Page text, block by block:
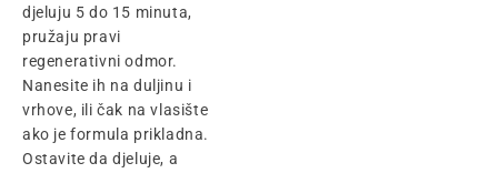
djeluju 5 do 15 minuta,
pružaju pravi
regenerativni odmor.
Nanesite ih na duljinu i
vrhove, ili čak na vlasište
ako je formula prikladna.
Ostavite da djeluje, a